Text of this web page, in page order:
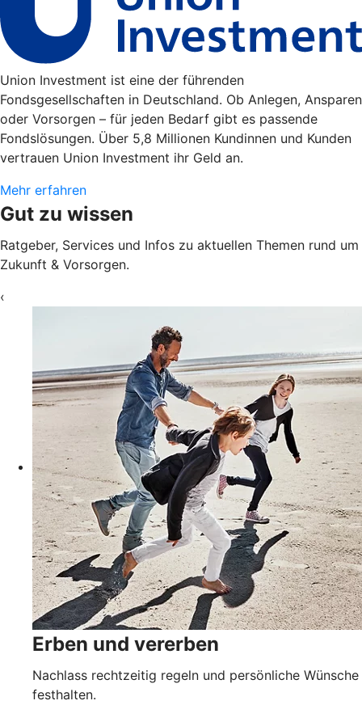
Union Investment ist eine der führenden
Fondsgesellschaften in Deutschland. Ob Anlegen, Ansparen
oder Vorsorgen – für jeden Bedarf gibt es passende
Fondslösungen. Über 5,8 Millionen Kundinnen und Kunden
vertrauen Union Investment ihr Geld an.
Mehr erfahren
Gut zu wissen
Ratgeber, Services und Infos zu aktuellen Themen rund um
Zukunft & Vorsorgen.
‹
Erben und vererben
Nachlass rechtzeitig regeln und persönliche Wünsche
festhalten.